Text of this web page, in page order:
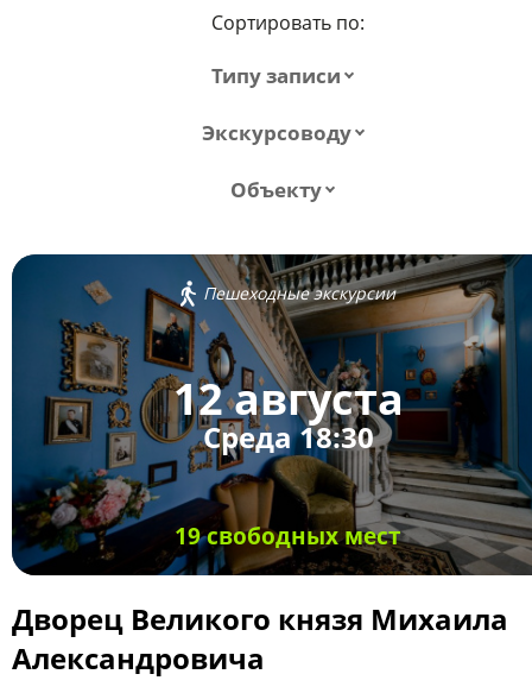
Сортировать по:
Типу записи
Экскурсоводу
Объекту
Пешеходные экскурсии
12 августа
Среда 18:30
19 свободных мест
Дворец Великого князя Михаила
Александровича